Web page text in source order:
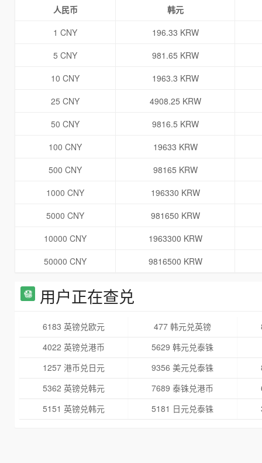
人民币
韩元
1 CNY
196.33 KRW
5 CNY
981.65 KRW
10 CNY
1963.3 KRW
25 CNY
4908.25 KRW
50 CNY
9816.5 KRW
100 CNY
19633 KRW
500 CNY
98165 KRW
1000 CNY
196330 KRW
5000 CNY
981650 KRW
10000 CNY
1963300 KRW
50000 CNY
9816500 KRW
用户正在查兑
6183 英镑兑欧元 477 韩元兑英镑
4022 英镑兑港币
5629 韩元兑泰铢
1257 港币兑日元
9356 美元兑泰铢
5362 英镑兑韩元
7689 泰铢兑港币
5151 英镑兑韩元
5181 日元兑泰铢